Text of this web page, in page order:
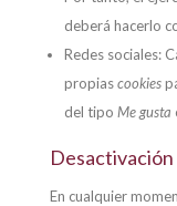
deberá hacerlo
Redes sociales:
propiascookies
del tipo Me gusta
En cualquier